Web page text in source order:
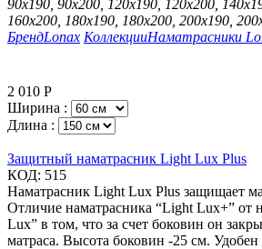
90х190, 90х200, 120х190, 120х200,
160х200, 180х190, 180х200, 200х190,
БрендLonax КоллекцииНаматрасники
2 010 Р
Ширина :
Длина :
Защитный наматрасник Light Lux Plus
КОД: 515
Наматрасник Light Lux Plus защищает
Отличие наматрасника “Light Lux+” от
Lux” в том, что за счет боковин он
матраса. Высота боковин -25 см. Удобен